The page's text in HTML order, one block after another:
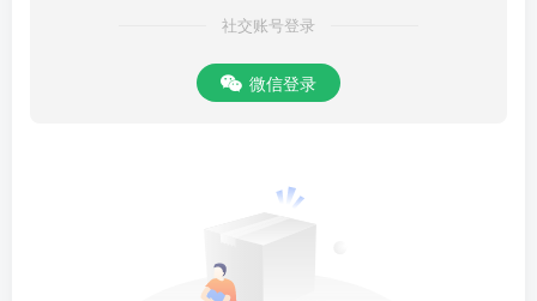
社交账号登录
微信登录